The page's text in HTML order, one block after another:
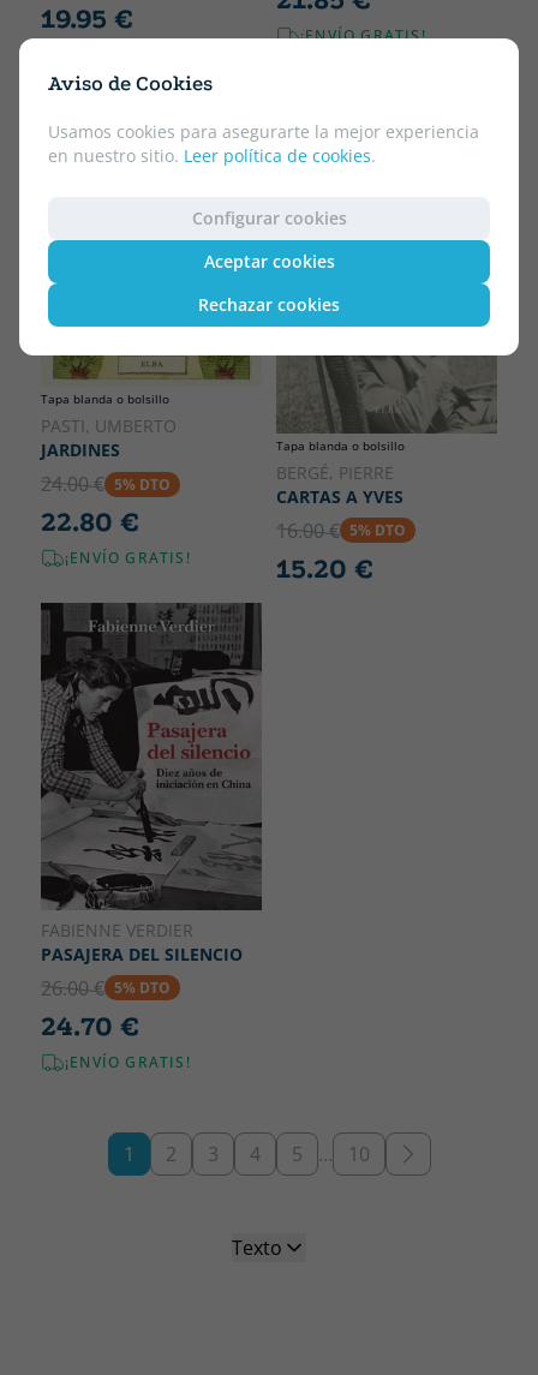
Aviso de Cookies
Usamos cookies para asegurarte la mejor experiencia
en nuestro sitio. Leer política de cookies.
Configurar cookies
Aceptar cookies
Rechazar cookies
19.95 €
¡ENVÍO GRATIS!
Tapa blanda o bolsillo
PASTI, UMBERTO
JARDINES
24.00 € 5% DTO
22.80 €
¡ENVÍO GRATIS!
Tapa blanda o bolsillo
BERGÉ, PIERRE
CARTAS A YVES
16.00 € 5% DTO
15.20 €
FABIENNE VERDIER
PASAJERA DEL SILENCIO
26.00 € 5% DTO
24.70 €
¡ENVÍO GRATIS!
1 2 3 4 5 … 10
Texto